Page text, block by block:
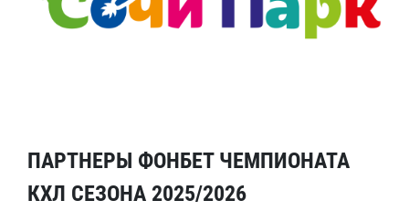
ПАРТНЕРЫ ФОНБЕТ ЧЕМПИОНАТА
КХЛ СЕЗОНА 2025/2026